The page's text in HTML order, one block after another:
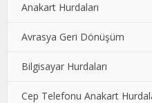
Anakart Hurdaları
Avrasya Geri Dönüşüm
Bilgisayar Hurdaları
Cep Telefonu Anakart